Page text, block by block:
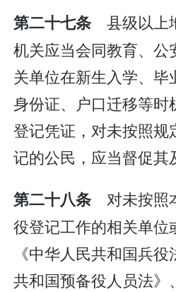
第二十七条县级以上
机关应当会同教育、公
关单位在新生入学、毕
身份证、户口迁移等时
登记凭证，对未按照规
记的公民，应当督促其
第二十八条对未按照
役登记工作的相关单位
《中华人民共和国兵
共和国预备役人员法》